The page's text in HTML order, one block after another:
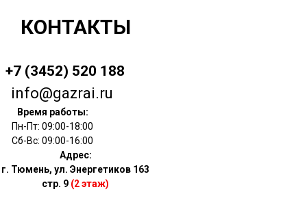
КОНТАКТЫ
+7 (3452) 520 188
info@gazrai.ru
Время работы:
Пн-Пт: 09:00-18:00
Сб-Вс: 09:00-16:00
Адрес:
г. Тюмень, ул. Энергетиков 163
стр. 9 (2 этаж)